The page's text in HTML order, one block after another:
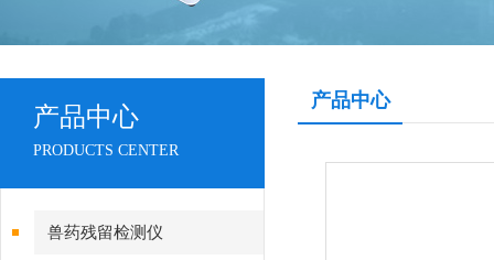
产品中心
PRODUCTS CENTER
兽药残留检测仪
产品中心